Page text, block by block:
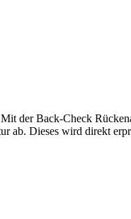
der Back-Check
Dieses wird direkt